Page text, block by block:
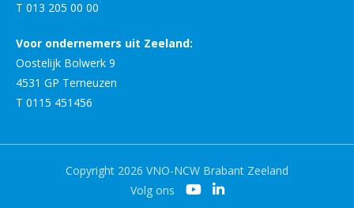
T 013 205 00 00
Voor ondernemers uit Zeeland:
Oostelijk Bolwerk 9
4531 GP Terneuzen
T 0115 451456
Copyright 2026 VNO-NCW Brabant Zeeland
Volg ons